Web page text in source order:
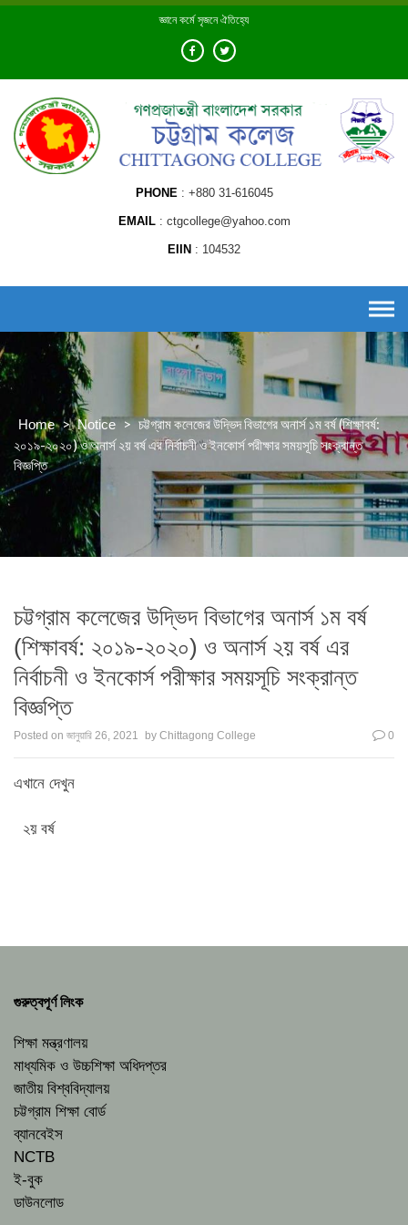
Skip
জ্ঞানে কর্মে সৃজনে ঐতিহ্যে
PHONE +880 31-616045
EMAIL ctgcollege@yahoo.com
EIIN 104532
Home > Notice > চট্টগ্রাম কলেজের উদ্ভিদ বিভাগের অনার্স ১ম বর্ষ (শিক্ষাবর্ষ:
২০১৯-২০২০) ও অনার্স ২য় বর্ষ এর নির্বাচনী ও ইনকোর্স পরীক্ষার সময়সূচি সংক্রান্ত
বিজ্ঞপ্তি
চট্টগ্রাম কলেজের উদ্ভিদ বিভাগের অনার্স ১ম বর্ষ
(শিক্ষাবর্ষ: ২০১৯-২০২০) ও অনার্স ২য় বর্ষ এর
নির্বাচনী ও ইনকোর্স পরীক্ষার সময়সূচি সংক্রান্ত
বিজ্ঞপ্তি
Posted on জানুয়ারি 26, 2021 by Chittagong College 0
এখানে দেখুন
২য় বর্ষ
গুরুত্বপূর্ণ লিংক
শিক্ষা মন্ত্রণালয়
মাধ্যমিক ও উচ্চশিক্ষা অধিদপ্তর
জাতীয় বিশ্ববিদ্যালয়
চট্টগ্রাম শিক্ষা বোর্ড
ব্যানবেইস
NCTB
ই-বুক
ডাউনলোড